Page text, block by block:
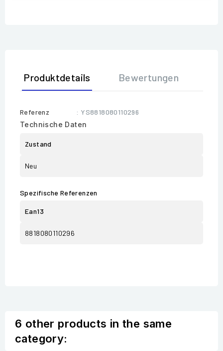
Produktdetails Bewertungen
Referenz
: YS8818080110296
Technische Daten
Zustand
Neu
Spezifische Referenzen
Ean13
8818080110296
6 other products in the same
category: